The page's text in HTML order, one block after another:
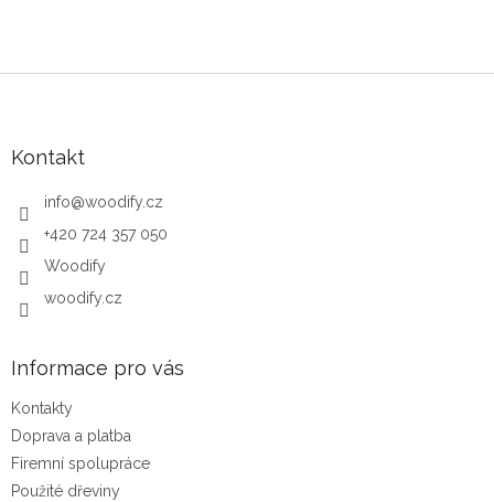
Kontakt
info@woodify.cz
+420 724 357 050
Woodify
woodify.cz
Informace pro vás
Kontakty
Doprava a platba
Firemní spolupráce
Použité dřeviny